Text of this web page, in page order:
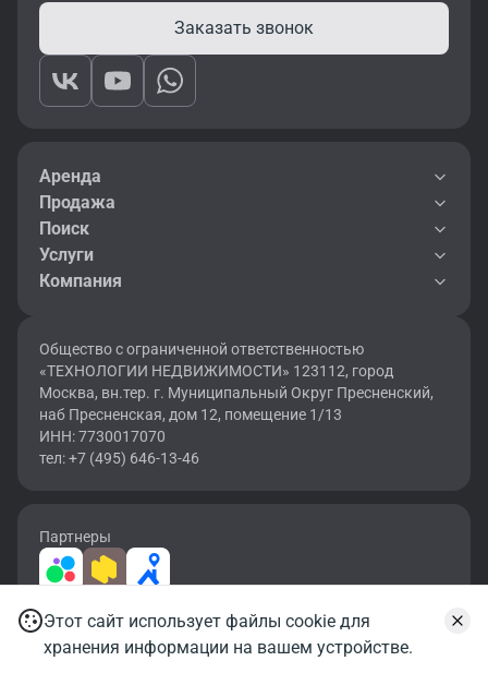
Записаться на просмотр
Заказать звонок
Аренда
Продажа
Поиск
Услуги
Компания
Общество с ограниченной ответственностью
«ТЕХНОЛОГИИ НЕДВИЖИМОСТИ» 123112, город
Москва, вн.тер. г. Муниципальный Округ Пресненский,
наб Пресненская, дом 12, помещение 1/13
ИНН: 7730017070
тел: +7 (495) 646-13-46
Партнеры
2026 © OF.RU | Все права защищены.
Карта сайтаУсловия использования
Этот сайт использует файлы cookie для
хранения информации на вашем устройстве.